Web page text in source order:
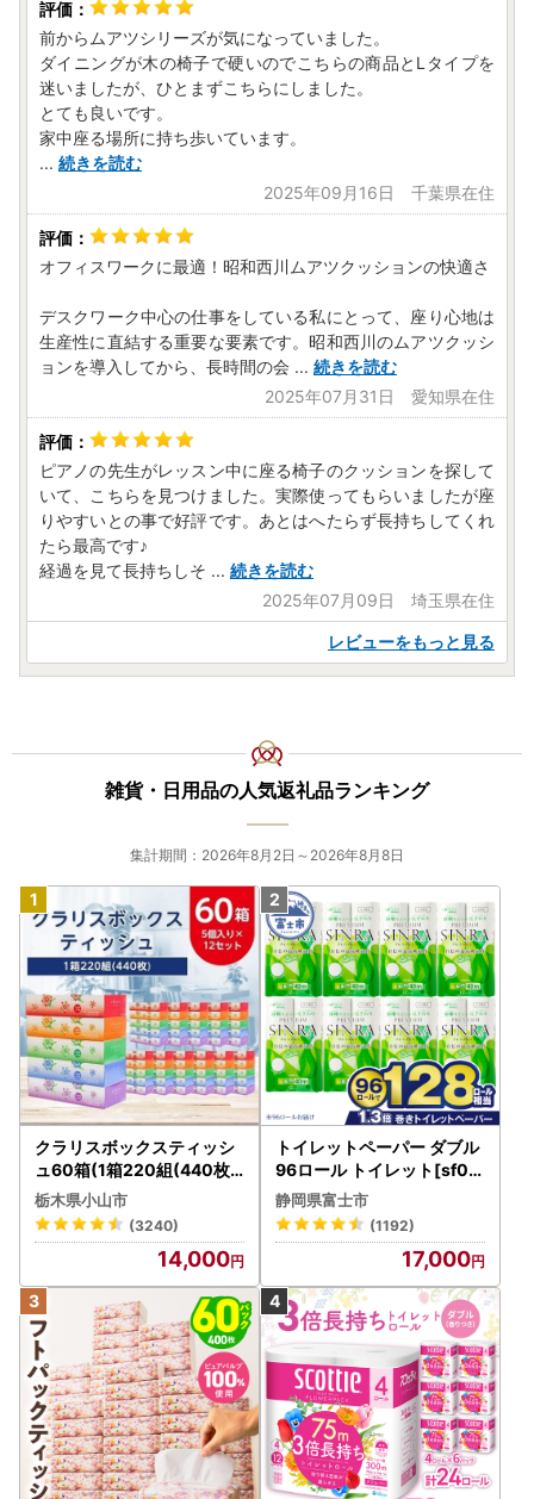
前からムアツシリーズが気になっていました。
ダイニングが木の椅子で硬いのでこちらの商品とLタイプを
迷いましたが、ひとまずこちらにしました。
とても良いです。
家中座る場所に持ち歩いています。
... 続きを読む
2025年09月16日 千葉県在住
オフィスワークに最適！昭和西川ムアツクッションの快適さ
デスクワーク中心の仕事をしている私にとって、座り心地は
生産性に直結する重要な要素です。昭和西川のムアツクッシ
ョンを導入してから、長時間の会 ... 続きを読む
2025年07月31日 愛知県在住
ピアノの先生がレッスン中に座る椅子のクッションを探して
いて、こちらを見つけました。実際使ってもらいましたが座
りやすいとの事で好評です。あとはへたらず長持ちしてくれ
たら最高です♪
経過を見て長持ちしそ ... 続きを読む
2025年07月09日 埼玉県在住
レビューをもっと見る
雑貨・日用品の人気返礼品ランキング
集計期間：2026年8月2日～2026年8月8日
クラリスボックスティッシ
ュ60箱(1箱220組(440枚))
(5個入り×12セット)【配送
不可地域：離島・沖縄県】
【1256759】
栃木県小山市
(3240)
14,000
トイレットペーパー ダブル
96ロール トイレット[sf00
1-012]
静岡県富士市
(1192)
17,000